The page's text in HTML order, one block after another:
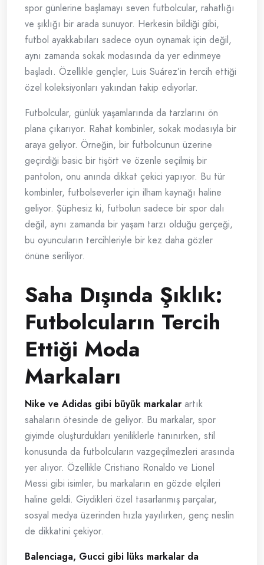
spor günlerine başlamayı seven futbolcular, rahatlığı
ve şıklığı bir arada sunuyor. Herkesin bildiği gibi,
futbol ayakkabıları sadece oyun oynamak için değil,
aynı zamanda sokak modasında da yer edinmeye
başladı. Özellikle gençler, Luis Suárez’in tercih ettiği
özel koleksiyonları yakından takip ediyorlar.
Futbolcular, günlük yaşamlarında da tarzlarını ön
plana çıkarıyor. Rahat kombinler, sokak modasıyla bir
araya geliyor. Örneğin, bir futbolcunun üzerine
geçirdiği basic bir tişört ve özenle seçilmiş bir
pantolon, onu anında dikkat çekici yapıyor. Bu tür
kombinler, futbolseverler için ilham kaynağı haline
geliyor. Şüphesiz ki, futbolun sadece bir spor dalı
değil, aynı zamanda bir yaşam tarzı olduğu gerçeği,
bu oyuncuların tercihleriyle bir kez daha gözler
önüne seriliyor.
Saha Dışında Şıklık:
Futbolcuların Tercih
Ettiği Moda
Markaları
Nike ve Adidas gibi büyük markalar artık
sahaların ötesinde de geliyor. Bu markalar, spor
giyimde oluşturdukları yeniliklerle tanınırken, stil
konusunda da futbolcuların vazgeçilmezleri arasında
yer alıyor. Özellikle Cristiano Ronaldo ve Lionel
Messi gibi isimler, bu markaların en gözde elçileri
haline geldi. Giydikleri özel tasarlanmış parçalar,
sosyal medya üzerinden hızla yayılırken, genç neslin
de dikkatini çekiyor.
Balenciaga, Gucci gibi lüks markalar da